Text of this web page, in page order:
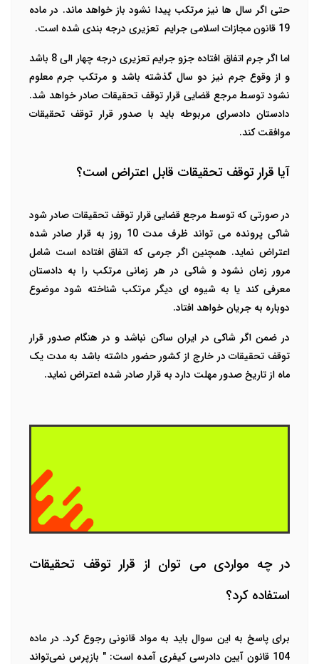
حتی اگر سال ها نیز مرتکب پیدا نشود باز خواهد ماند. در ماده
19 قانون مجازات اسلامی جرایم
تعزیری درجه بندی شده است.
اما اگر جرم اتفاق افتاده جزو جرایم تعزیری درجه چهار الی 8 باشد
و از وقوع جرم نیز دو سال گذشته باشد و مرتکب جرم معلوم
نشود توسط مرجع قضایی قرار توقف تحقیقات صادر خواهد شد.
دادستان دادسرای مربوطه باید با صدور قرار توقف تحقیقات
موافقت کند.
آیا قرار توقف تحقیقات قابل اعتراض است؟
در صورتی که توسط مرجع قضایی قرار توقف تحقیقات صادر شود
شاکی پرونده می تواند ظرف مدت 10 روز به قرار صادر شده
اعتراض نماید. همچنین اگر جرمی که اتفاق افتاده است شامل
مرور زمان نشود و شاکی در هر زمانی مرتکب را به دادستان
معرفی کند یا به شیوه ای دیگر مرتکب شناخته شود موضوع
دوباره به جریان خواهد افتاد.
در ضمن اگر شاکی در ایران ساکن نباشد و در هنگام صدور قرار
توقف تحقیقات در خارج از کشور حضور داشته باشد به مدت یک
ماه از تاریخ صدور مهلت دارد به قرار صادر شده اعتراض نماید.
در چه مواردی می توان از قرار توقف تحقیقات
استفاده کرد؟
برای پاسخ به این سوال باید به مواد قانونی رجوع کرد. در ماده
104 قانون آیین دادرسی کیفری آمده است: " بازپرس نمی‌تواند